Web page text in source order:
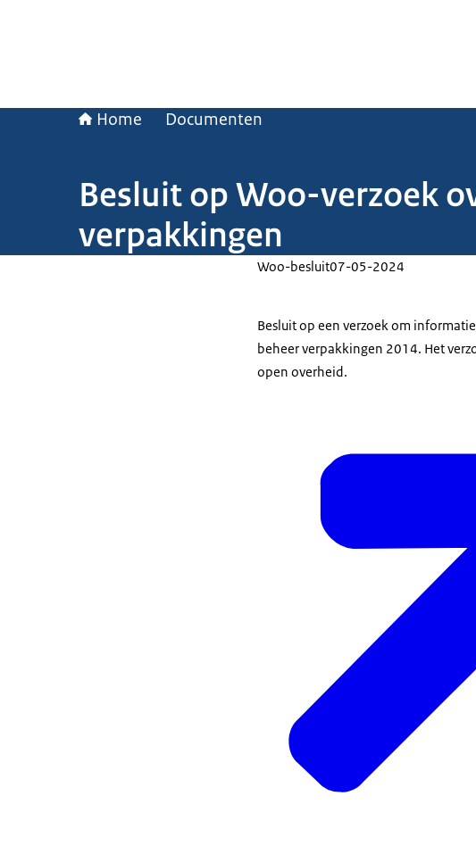
Home Documenten
Besluit op Woo-verzoek
verpakkingen
Woo-besluit07-05-2024
Besluit op een verzoek om
beheer verpakkingen 2014. Het
open overheid.